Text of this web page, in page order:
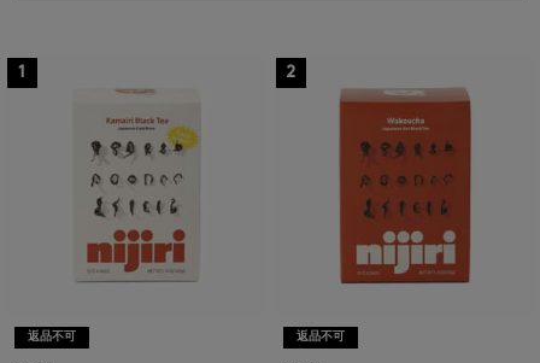
1
返品不可
2
返品不可